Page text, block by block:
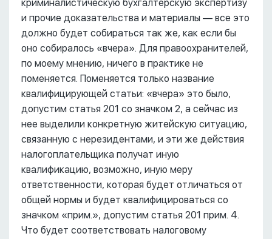
криминалистическую бухгалтерскую экспертизу
и прочие доказательства и материалы –– все это
должно будет собираться так же, как если бы
оно собиралось «вчера». Для правоохранителей,
по моему мнению, ничего в практике не
поменяется. Поменяется только название
квалифицирующей статьи: «вчера» это было,
допустим статья 201 со значком 2, а сейчас из
нее выделили конкретную житейскую ситуацию,
связанную с нерезидентами, и эти же действия
налогоплательщика получат иную
квалификацию, возможно, иную меру
ответственности, которая будет отличаться от
общей нормы и будет квалифицироваться со
значком «прим.», допустим статья 201 прим. 4.
Что будет соответствовать налоговому